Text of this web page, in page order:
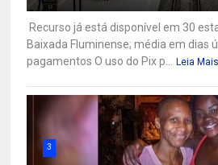
Recurso já está disponível em 30
Baixada Fluminense; média em dias
pagamentos O uso do Pix p... Leia Mais
3